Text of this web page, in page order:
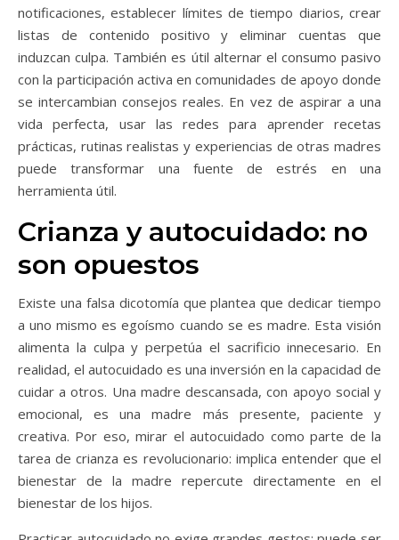
notificaciones, establecer límites de tiempo diarios, crear
listas de contenido positivo y eliminar cuentas que
induzcan culpa. También es útil alternar el consumo pasivo
con la participación activa en comunidades de apoyo donde
se intercambian consejos reales. En vez de aspirar a una
vida perfecta, usar las redes para aprender recetas
prácticas, rutinas realistas y experiencias de otras madres
puede transformar una fuente de estrés en una
herramienta útil.
Crianza y autocuidado: no
son opuestos
Existe una falsa dicotomía que plantea que dedicar tiempo
a uno mismo es egoísmo cuando se es madre. Esta visión
alimenta la culpa y perpetúa el sacrificio innecesario. En
realidad, el autocuidado es una inversión en la capacidad de
cuidar a otros. Una madre descansada, con apoyo social y
emocional, es una madre más presente, paciente y
creativa. Por eso, mirar el autocuidado como parte de la
tarea de crianza es revolucionario: implica entender que el
bienestar de la madre repercute directamente en el
bienestar de los hijos.